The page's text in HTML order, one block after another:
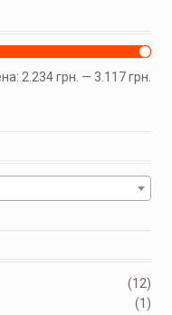
2.234 грн. —3.117 грн.
(12)
(1)